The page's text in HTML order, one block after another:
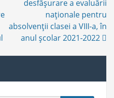
desfăşurare a evaluării
naţionale pentru
absolvenţii clasei a VIII-a, în
anul şcolar 2021-2022